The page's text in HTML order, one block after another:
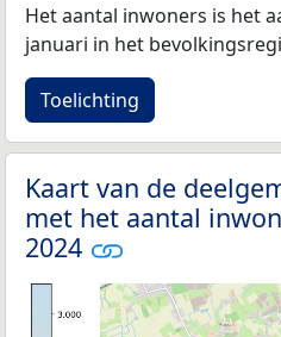
Het aantal inwoners is het
januari in het
Toelichting
Kaart van de
met het aantal
2024